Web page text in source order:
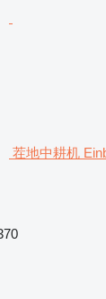
茬地中耕机